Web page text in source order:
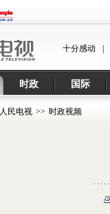
十分感动
时政 国际
人民电视 >> 时政视频